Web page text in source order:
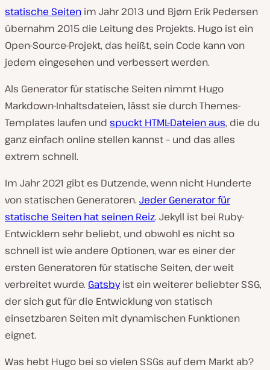
statische Seiten im Jahr 2013 und Bjørn Erik Pedersen
übernahm 2015 die Leitung des Projekts. Hugo ist ein
Open-Source-Projekt, das heißt, sein Code kann von
jedem eingesehen und verbessert werden.
Als Generator für statische Seiten nimmt Hugo
Markdown-Inhaltsdateien, lässt sie durch Themes-
Templates laufen und spuckt HTML-Dateien aus, die du
ganz einfach online stellen kannst – und das alles
extrem schnell.
Im Jahr 2021 gibt es Dutzende, wenn nicht Hunderte
von statischen Generatoren. Jeder Generator für
statische Seiten hat seinen Reiz. Jekyll ist bei Ruby-
Entwicklern sehr beliebt, und obwohl es nicht so
schnell ist wie andere Optionen, war es einer der
ersten Generatoren für statische Seiten, der weit
verbreitet wurde. Gatsbyist ein weiterer beliebter SSG,
der sich gut für die Entwicklung von statisch
einsetzbaren Seiten mit dynamischen Funktionen
eignet.
Was hebt Hugo bei so vielen SSGs auf dem Markt ab?